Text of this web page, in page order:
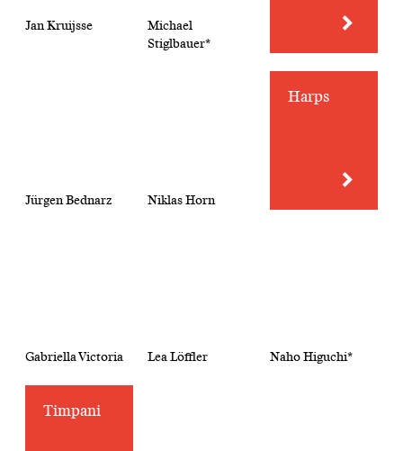
Jan Kruijsse
Michael
Stiglbauer*
Jürgen Bednarz Niklas Horn
Harps
Gabriella Victoria Lea Löffler Naho Higuchi*
Timpani